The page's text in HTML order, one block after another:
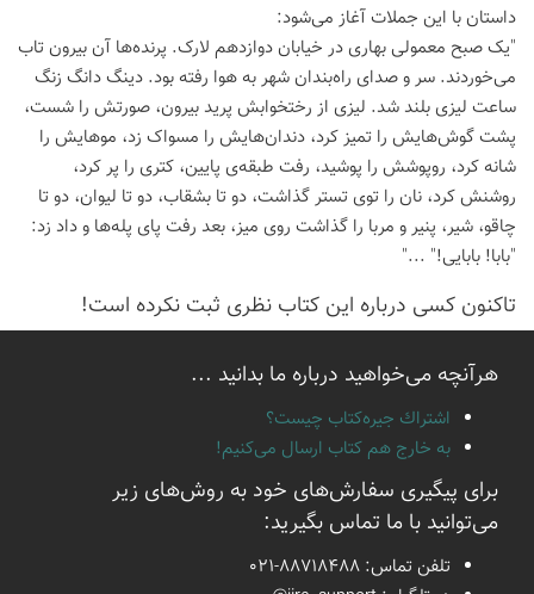
داستان با این جملات آغاز می‌شود:
"یک صبح معمولی بهاری در خیابان دوازدهم لارک. پرنده‌ها آن بیرون تاب
می‌خوردند. سر و صدای راه‌بندان شهر به هوا رفته بود. دینگ دانگ زنگ
ساعت لیزی بلند شد. لیزی از رختخوابش پرید بیرون، صورتش را شست،
پشت گوش‌هایش را تمیز کرد، دندان‌هایش را مسواک زد، موهایش را
شانه کرد، روپوشش را پوشید، رفت طبقه‌ی پایین، کتری را پر کرد،
روشنش کرد، نان را توی تستر گذاشت، دو تا بشقاب، دو تا لیوان، دو تا
چاقو، شیر، پنیر و مربا را گذاشت روی میز، بعد رفت پای پله‌ها و داد زد:
"بابا! بابایی!" ..."
تاكنون كسی درباره این كتاب نظری ثبت نكرده است!
هرآنچه می‌خواهید درباره ما بدانید ...
اشتراك جيره‌كتاب چيست؟
به خارج هم كتاب ارسال می‌كنیم!
برای پیگیری سفارش‌های خود به روش‌های زیر
می‌توانید با ما تماس بگیرید:
تلفن تماس: 021-88718488